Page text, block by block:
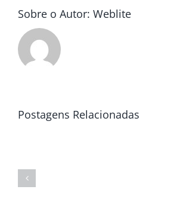
Sobre o Autor: Weblite
Postagens Relacionadas